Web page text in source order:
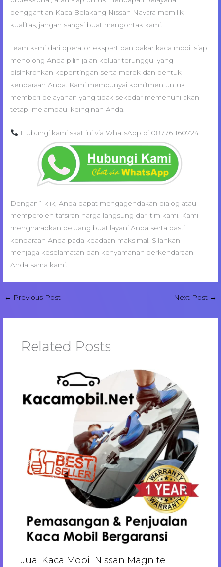
penggantian Kaca Belakang Nissan Navara memiliki
kualitas, jangan sangsi buat mengontak kami.
Team kami dari operator ekspert dan pakar kaca mobil siap
menolong Anda pilih jalan keluar terunggul yang
disinkronkan kepentingan serta merek dan bentuk
kendaraan Anda. Kami mempunyai komitmen untuk
memberi pelayanan yang tidak sekedar memenuhi akan
tetapi melampaui keinginan Anda.
Hubungi kami saat ini via WhatsApp di 087761160724
Dengan 1 klik, Anda dapat mengagendakan dialog atau
memperoleh tafsiran harga langsung dari tim kami. Kami
mengharapkan peluang buat layani Anda serta pasti
kendaraan Anda pada keadaan maksimal. Silahkan
menjaga keselamatan dan kenyamanan berkendaraan
Anda sama kami.
← Previous Post Next Post →
Related Posts
Jual Kaca Mobil Nissan Magnite